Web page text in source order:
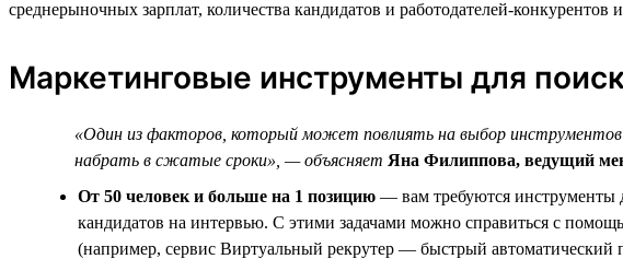
среднерыночных зарплат, количества кандидатов и работодателей-
Маркетинговые инструменты для
«Один из факторов, который может повлиять на выбор инструментов
набрать в сжатые сроки», — объясняет Яна Филиппова, ведущий
От 50 человек и больше на 1 позицию — вам требуются инструменты
кандидатов на интервью. С этими задачами можно справиться с
(например, сервис Виртуальный рекрутер — быстрый